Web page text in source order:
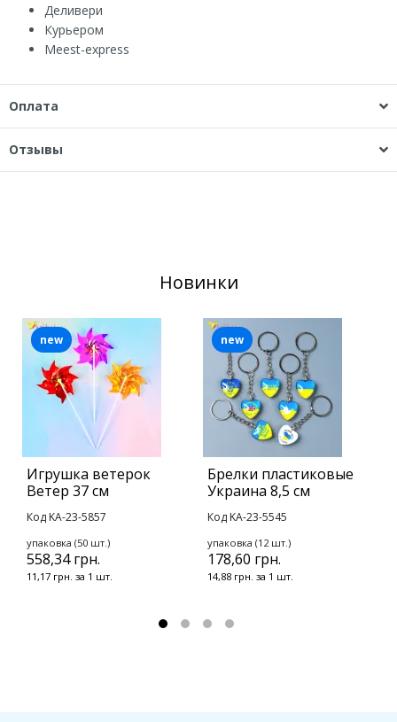
Деливери
Курьером
Мeest-express
Оплата
Отзывы
Новинки
Игрушка ветерок
Ветер 37 см
Код KA-23-5857
упаковка (50 шт.)
558,34 грн.
11,17 грн. за 1 шт.
new
Брелки пластиковые
Украина 8,5 см
Код KA-23-5545
упаковка (12 шт.)
178,60 грн.
14,88 грн. за 1 шт.
new